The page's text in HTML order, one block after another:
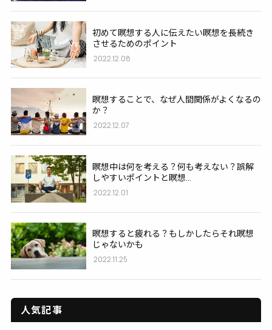
初めて瞑想する人に伝えたい瞑想を長続き
させるためのポイント
2022.12.08
瞑想することで、なぜ人間関係がよくなるの
か？
2022.12.07
瞑想中は何を考える？何も考えない？誤解
しやすいポイントと瞑想...
2022.12.01
瞑想すると疲れる？もしかしたらそれ瞑想
じゃないかも
2022.11.25
人気記事